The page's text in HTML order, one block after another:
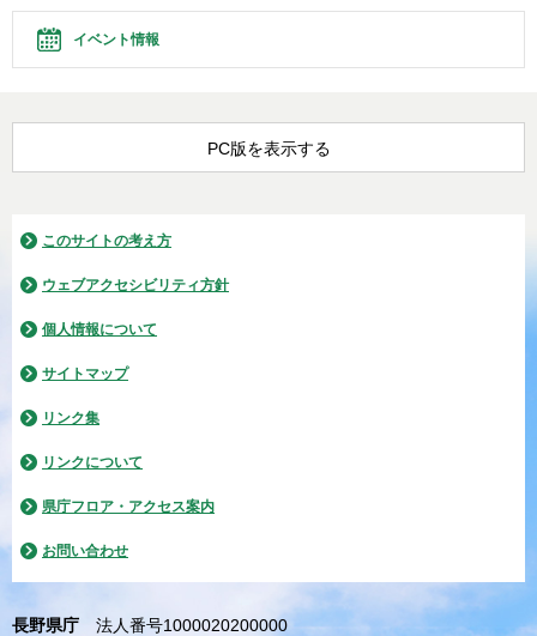
イベント情報
PC版を表示する
このサイトの考え方
ウェブアクセシビリティ方針
個人情報について
サイトマップ
リンク集
リンクについて
県庁フロア・アクセス案内
お問い合わせ
長野県庁
法人番号1000020200000